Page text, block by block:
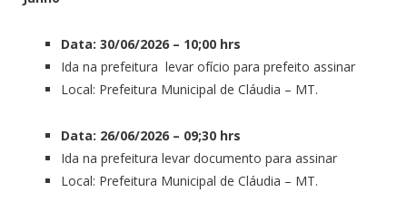
Data: 30/06/2026 – 10;00 hrs
Ida na prefeitura levar ofício para prefeito assinar
Local: Prefeitura Municipal de Cláudia – MT.
Data: 26/06/2026 – 09;30 hrs
Ida na prefeitura levar documento para assinar
Local: Prefeitura Municipal de Cláudia – MT.